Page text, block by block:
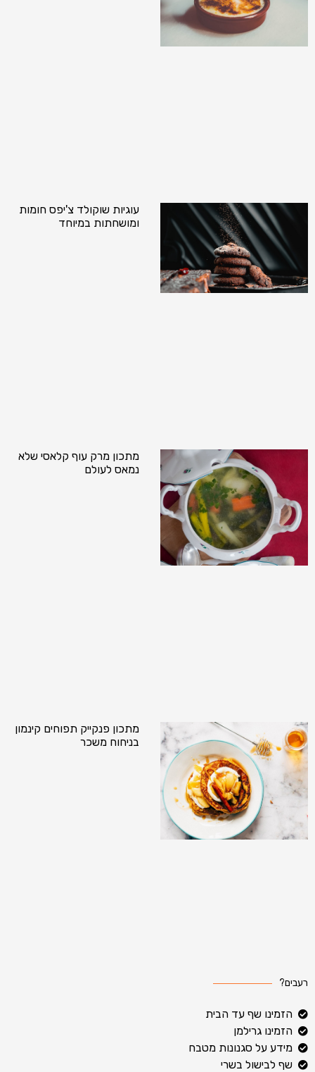
עוגיות שוקולד צ'יפס חומות
ומושחתות במיוחד
מתכון מרק עוף קלאסי שלא
נמאס לעולם
מתכון פנקייק תפוחים קינמון
בניחוח משכר
רעבים?
הזמינו שף עד הבית
הזמינו גרילמן
מידע על סגנונות מטבח
שף לבישול בשרי